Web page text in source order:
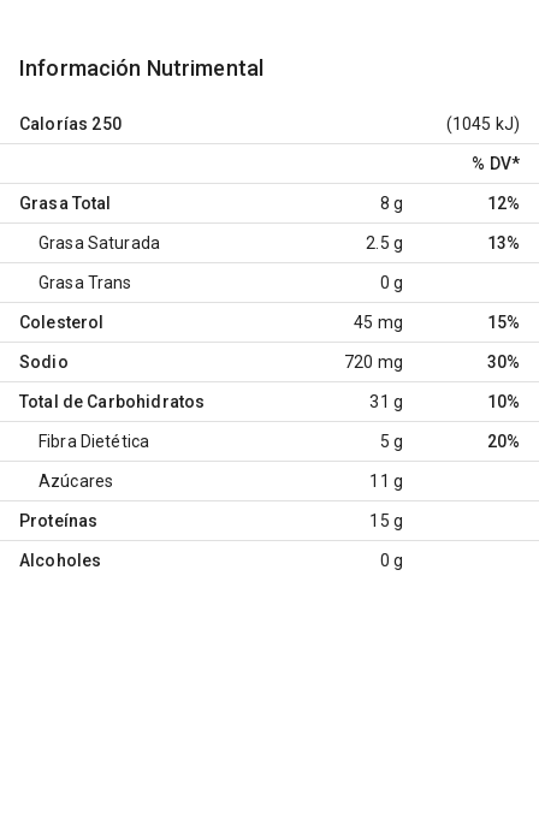
Información Nutrimental
Calorías 250 (1045 kJ)
% DV*
Grasa Total 8 g 12%
Grasa Saturada 2.5 g 13%
Grasa Trans 0 g
Colesterol 45 mg 15%
Sodio 720 mg 30%
Total de Carbohidratos 31 g 10%
Fibra Dietética 5 g 20%
Azúcares 11 g
Proteínas 15 g
Alcoholes 0 g